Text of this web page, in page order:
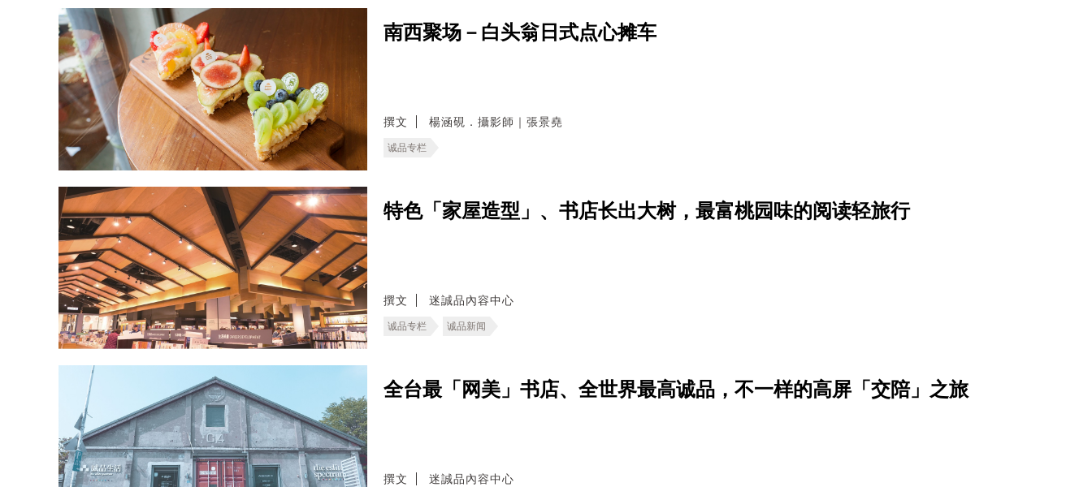
南西聚场－白头翁日式点心摊车
撰文 楊涵硯．攝影師｜張景堯
诚品专栏
特色「家屋造型」、书店长出大树，最富桃园味的阅读轻旅行
撰文 迷誠品內容中心
诚品专栏 诚品新闻
全台最「网美」书店、全世界最高诚品，不一样的高屏「交陪」之旅
撰文 迷誠品內容中心